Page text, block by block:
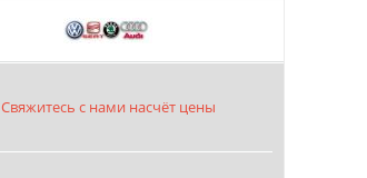
Свяжитесь с нами насчёт цены